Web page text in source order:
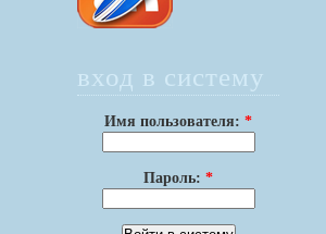
вход в систему
Имя пользователя:*
Пароль:*